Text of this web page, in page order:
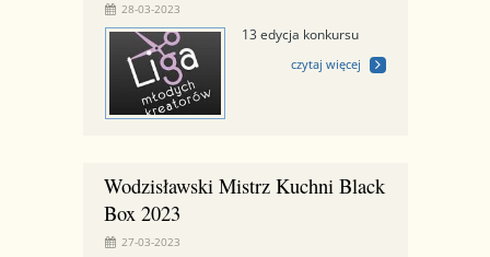
28-03-2023
13 edycja konkursu
czytaj więcej
Wodzisławski Mistrz Kuchni Black
Box 2023
27-03-2023